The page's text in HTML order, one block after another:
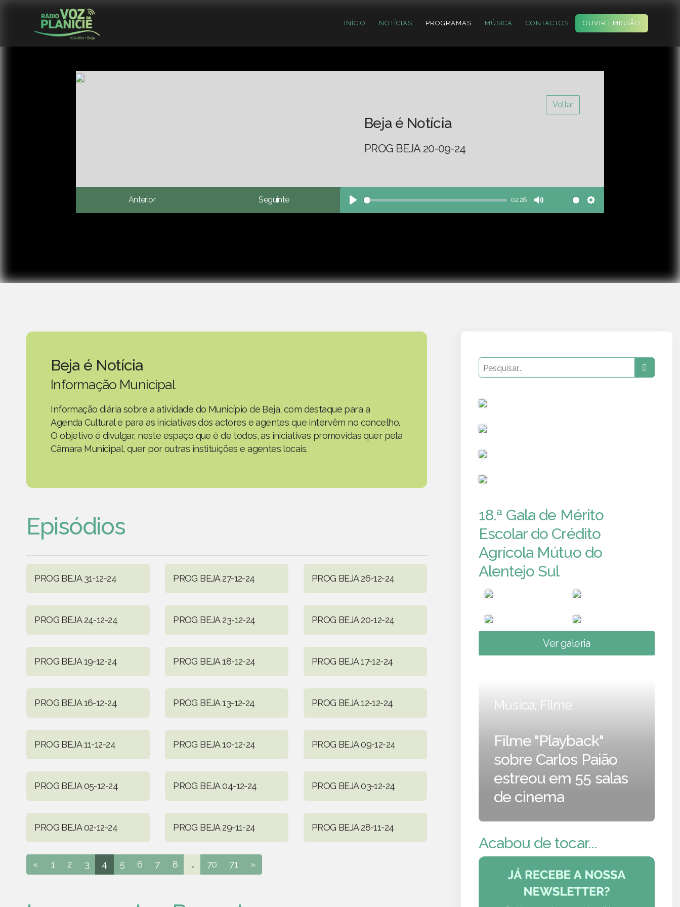
INÍCIO NOTÍCIAS PROGRAMAS MÚSICA CONTACTOS OUVIR EMISSÃO
Voltar
Beja é Notícia
PROG BEJA 20-09-24
Anterior Seguinte
Play
02:28
Mute Settings
Beja é Notícia
Informação Municipal
Informação diária sobre a atividade do Município de Beja, com destaque para a
Agenda Cultural e para as iniciativas dos actores e agentes que intervêm no concelho.
O objetivo é divulgar, neste espaço que é de todos, as iniciativas promovidas quer pela
Câmara Municipal, quer por outras instituições e agentes locais.
Episódios
PROG BEJA 31-12-24 PROG BEJA 27-12-24 PROG BEJA 26-12-24
PROG BEJA 24-12-24 PROG BEJA 23-12-24 PROG BEJA 20-12-24
PROG BEJA 19-12-24 PROG BEJA 18-12-24 PROG BEJA 17-12-24
PROG BEJA 16-12-24 PROG BEJA 13-12-24 PROG BEJA 12-12-24
PROG BEJA 11-12-24 PROG BEJA 10-12-24 PROG BEJA 09-12-24
PROG BEJA 05-12-24 PROG BEJA 04-12-24 PROG BEJA 03-12-24
PROG BEJA 02-12-24 PROG BEJA 29-11-24 PROG BEJA 28-11-24
« 1 2 3 4 5 6 7 8 ... 70 71 »
18.ª Gala de Mérito
Escolar do Crédito
Agrícola Mútuo do
Alentejo Sul
Ver galeria
Música, Filme
Filme "Playback"
sobre Carlos Paião
estreou em 55 salas
de cinema
Acabou de tocar...